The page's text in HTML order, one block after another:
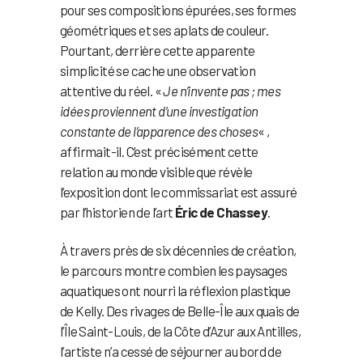
pour ses compositions épurées, ses formes
géométriques et ses aplats de couleur.
Pourtant, derrière cette apparente
simplicité se cache une observation
attentive du réel. «Je n’invente pas ; mes
idées proviennent d’une investigation
constante de l’apparence des choses« ,
affirmait-il. C’est précisément cette
relation au monde visible que révèle
l’exposition dont le commissariat est assuré
par l’historien de l’art Éric de Chassey.
À travers près de six décennies de création,
le parcours montre combien les paysages
aquatiques ont nourri la réflexion plastique
de Kelly. Des rivages de Belle-Île aux quais de
l’Île Saint-Louis, de la Côte d’Azur aux Antilles,
l’artiste n’a cessé de séjourner au bord de